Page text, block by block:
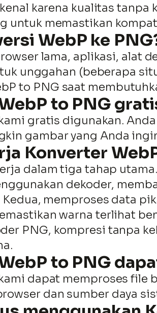
karena kualitas
untuk memastikan
WebP ke
lama, aplikasi, alat
unggahan (beberapa
to PNG saat
to PNG
gratis digunakan.
gambar yang Anda
Konverter
dalam tiga tahap
dekoder,
memproses data
warna terlihat
PNG, kompresi tanpa
to PNG
dapat memproses
dan sumber daya